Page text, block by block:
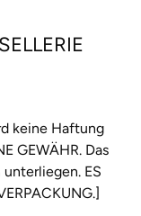
keine Haftung
GEWÄHR. Das
ES